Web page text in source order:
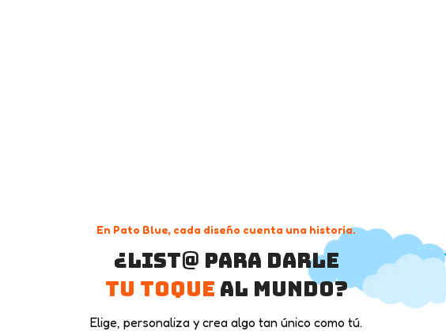
En Pato Blue, cada diseño cuenta una historia.
¿List@ para darle
tu toque al mundo?
Elige, personaliza y crea algo tan único como tú.